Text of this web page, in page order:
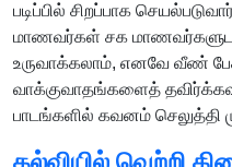
படிப்பில் சிறப்பாக
மாணவர்கள் சக
உருவாக்கலாம், எனவே வீண்
வாக்குவாதங்களைத்
பாடங்களில் கவனம் செலுத்தி